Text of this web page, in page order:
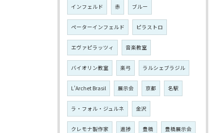
インフェルド 赤 ブルー
ペーターインフェルド ピラストロ
エヴァピラッツィ 音楽教室
バイオリン教室 楽弓 ラルシェブラジル
L'Archet Brasil 展示会 京都 名駅
ラ・フォル・ジュルネ 金沢
クレモナ製作家 進捗 豊橋 豊橋展示会